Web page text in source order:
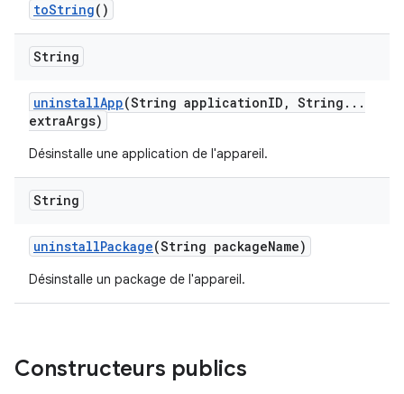
toString()
String
uninstallApp(String applicationID , String . . .
extraArgs)
Désinstalle une application de l'appareil.
String
uninstallPackage(String packageName)
Désinstalle un package de l'appareil.
Constructeurs publics